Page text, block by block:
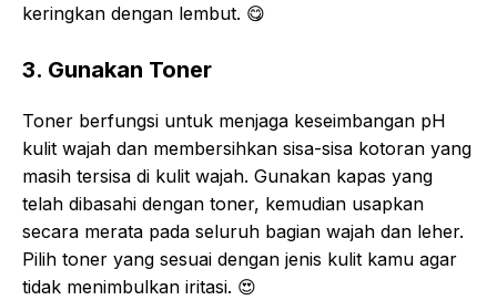
keringkan dengan lembut. 😋
3. Gunakan Toner
Toner berfungsi untuk menjaga keseimbangan pH
kulit wajah dan membersihkan sisa-sisa kotoran yang
masih tersisa di kulit wajah. Gunakan kapas yang
telah dibasahi dengan toner, kemudian usapkan
secara merata pada seluruh bagian wajah dan leher.
Pilih toner yang sesuai dengan jenis kulit kamu agar
tidak menimbulkan iritasi. 😍